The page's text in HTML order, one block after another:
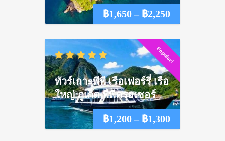
฿1,650 – ฿2,250Price
฿1,650
through
฿2,250
Popular!
฿1,200 – ฿1,300Price
ทัวร์เกาะพีพี เรือเฟอร์รี่ เรือ
ใหญ่ ภูเก็ต พีพีครุยเซอร์